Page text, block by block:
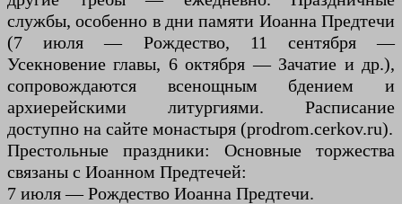
службы, особенно в дни памяти Иоанна Предтечи
(7 июля — Рождество, 11 сентября —
Усекновение главы, 6 октября — Зачатие и др.),
сопровождаются всенощным бдением и
архиерейскими литургиями. Расписание
доступно на сайте монастыря (prodrom.cerkov.ru).
Престольные праздники: Основные торжества
связаны с Иоанном Предтечей:
7 июля — Рождество Иоанна Предтечи.